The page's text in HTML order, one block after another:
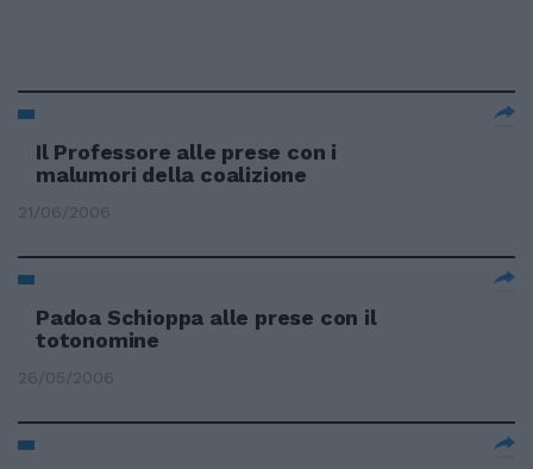
Il Professore alle prese con i
malumori della coalizione
21/06/2006
Padoa Schioppa alle prese con il
totonomine
26/05/2006